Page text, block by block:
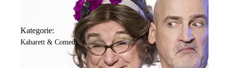
Kategorie:
Kabarett & Comedy